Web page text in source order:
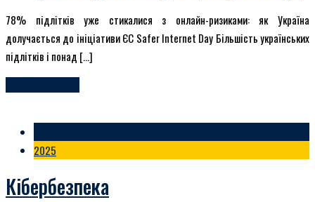
78% підлітків уже стикалися з онлайн-ризиками: як Україна
долучається до ініціативи ЄС Safer Internet Day Більшість українських
підлітків і понад […]
2025
Кібербезпека